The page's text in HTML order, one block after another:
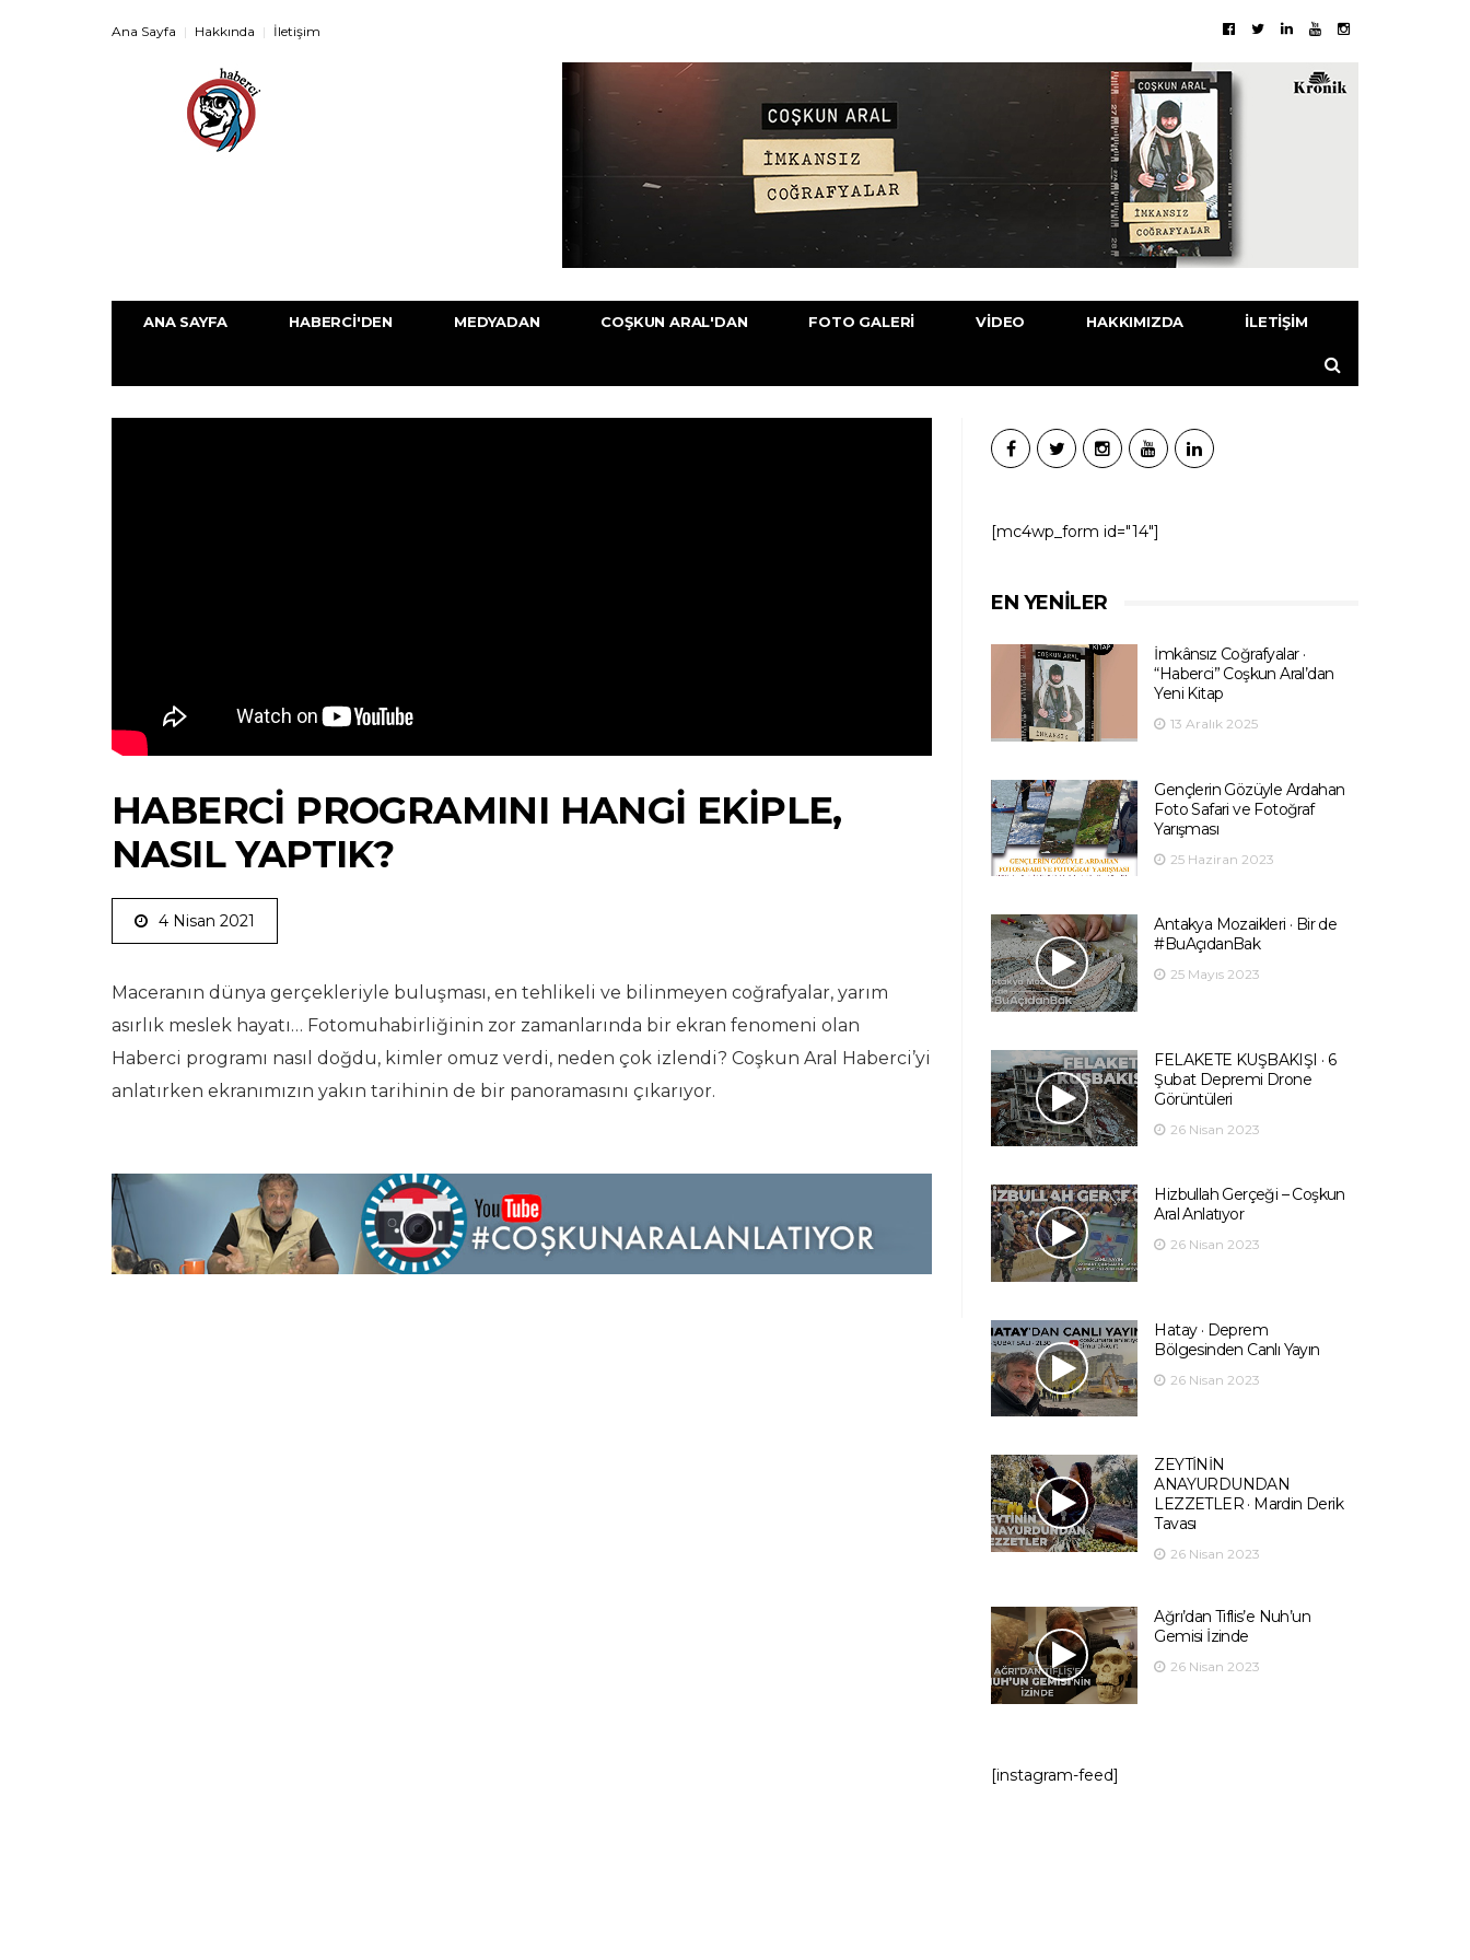
Ana Sayfa Hakkında İletişim
ANA SAYFA HABERCI'DEN MEDYADAN COŞKUN ARAL'DAN FOTO GALERI VIDEO HAKKIMIZDA İLETIŞIM
HABERCI PROGRAMINI HANGI EKIPLE,
NASIL YAPTIK?
4 Nisan 2021
Maceranın dünya gerçekleriyle buluşması, en tehlikeli ve bilinmeyen coğrafyalar, yarım
asırlık meslek hayatı… Fotomuhabirliğinin zor zamanlarında bir ekran fenomeni olan
Haberci programı nasıl doğdu, kimler omuz verdi, neden çok izlendi? Coşkun Aral Haberci’yi
anlatırken ekranımızın yakın tarihinin de bir panoramasını çıkarıyor.
[mc4wp_form id="14"]
EN YENILER
İmkânsız Coğrafyalar ·
“Haberci” Coşkun Aral’dan
Yeni Kitap
13 Aralık 2025
Gençlerin Gözüyle Ardahan
Foto Safari ve Fotoğraf
Yarışması
25 Haziran 2023
Antakya Mozaikleri · Bir de
#BuAçıdanBak
25 Mayıs 2023
FELAKETE KUŞBAKIŞI · 6
Şubat Depremi Drone
Görüntüleri
26 Nisan 2023
Hizbullah Gerçeği – Coşkun
Aral Anlatıyor
26 Nisan 2023
Hatay · Deprem
Bölgesinden Canlı Yayın
26 Nisan 2023
ZEYTİNİN
ANAYURDUNDAN
LEZZETLER · Mardin Derik
Tavası
26 Nisan 2023
Ağrı’dan Tiflis’e Nuh’un
Gemisi İzinde
26 Nisan 2023
[instagram-feed]